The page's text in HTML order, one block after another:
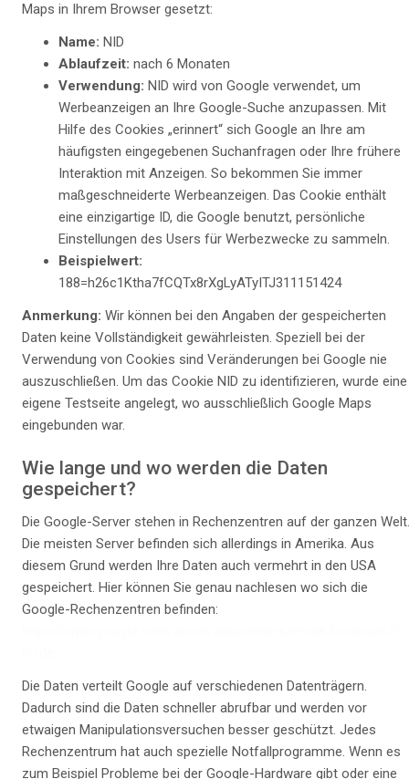
Maps in Ihrem Browser gesetzt:
Name: NID
Ablaufzeit: nach 6 Monaten
Verwendung: NID wird von Google verwendet, um
Werbeanzeigen an Ihre Google-Suche anzupassen. Mit
Hilfe des Cookies „erinnert“ sich Google an Ihre am
häufigsten eingegebenen Suchanfragen oder Ihre frühere
Interaktion mit Anzeigen. So bekommen Sie immer
maßgeschneiderte Werbeanzeigen. Das Cookie enthält
eine einzigartige ID, die Google benutzt, persönliche
Einstellungen des Users für Werbezwecke zu sammeln.
Beispielwert:
188=h26c1Ktha7fCQTx8rXgLyATyITJ311151424
Anmerkung: Wir können bei den Angaben der gespeicherten
Daten keine Vollständigkeit gewährleisten. Speziell bei der
Verwendung von Cookies sind Veränderungen bei Google nie
auszuschließen. Um das Cookie NID zu identifizieren, wurde eine
eigene Testseite angelegt, wo ausschließlich Google Maps
eingebunden war.
Wie lange und wo werden die Daten
gespeichert?
Die Google-Server stehen in Rechenzentren auf der ganzen Welt.
Die meisten Server befinden sich allerdings in Amerika. Aus
diesem Grund werden Ihre Daten auch vermehrt in den USA
gespeichert. Hier können Sie genau nachlesen wo sich die
Google-Rechenzentren befinden:
Die Daten verteilt Google auf verschiedenen Datenträgern.
Dadurch sind die Daten schneller abrufbar und werden vor
etwaigen Manipulationsversuchen besser geschützt. Jedes
Rechenzentrum hat auch spezielle Notfallprogramme. Wenn es
zum Beispiel Probleme bei der Google-Hardware gibt oder eine